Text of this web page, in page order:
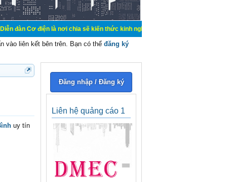
là nơi chia sẽ kiến thức kinh nghiệm trong lãnh vực cơ điện, mua bán, ký
vào liên kết bên trên. Bạn có thể đăng ký
uy tín
Đăng nhập / Đăng ký
Liên hệ quảng cáo 1